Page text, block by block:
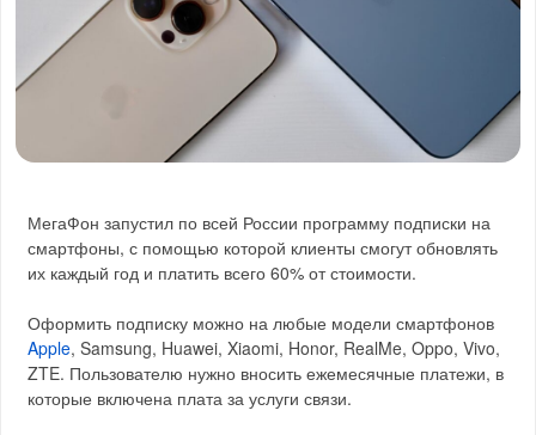
МегаФон запустил по всей России программу подписки на
смартфоны, с помощью которой клиенты смогут обновлять
их каждый год и платить всего 60% от стоимости.
Оформить подписку можно на любые модели смартфонов
Apple, Samsung, Huawei, Xiaomi, Honor, RealMe, Oppo, Vivo,
ZTE. Пользователю нужно вносить ежемесячные платежи, в
которые включена плата за услуги связи.